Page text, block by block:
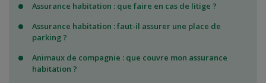
Assurance habitation : que faire en cas de litige ?
Assurance habitation : faut-il assurer une place de
parking ?
Animaux de compagnie : que couvre mon assurance
habitation ?